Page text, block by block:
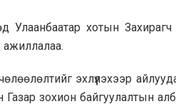
Улаанбаатар хотын
эхлүүлэхээр
Газар зохион байгуулалтын